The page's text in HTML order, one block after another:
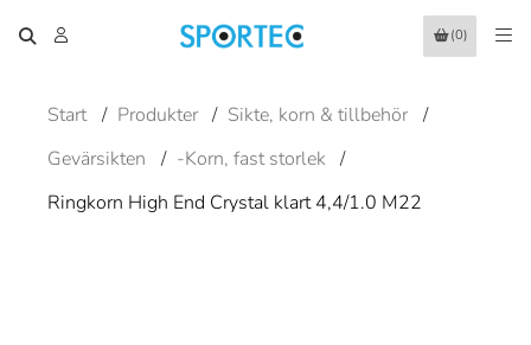
(0)
Start / Produkter / Sikte, korn & tillbehör /
Gevärsikten
/ -Korn, fast storlek
/
Ringkorn High End Crystal klart 4,4/1.0 M22